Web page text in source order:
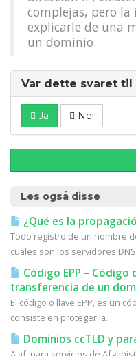
complejas, pero la
explicarle de una
un dominio.
Var dette svaret til
Ja Nei
Les også disse
¿Qué es la
Todo registro de un nombre
cuáles son los servidores
Código EPP –
transferencia de un
El código o llave EPP, es un
consiste en proteger la...
Dominios ccTLD y